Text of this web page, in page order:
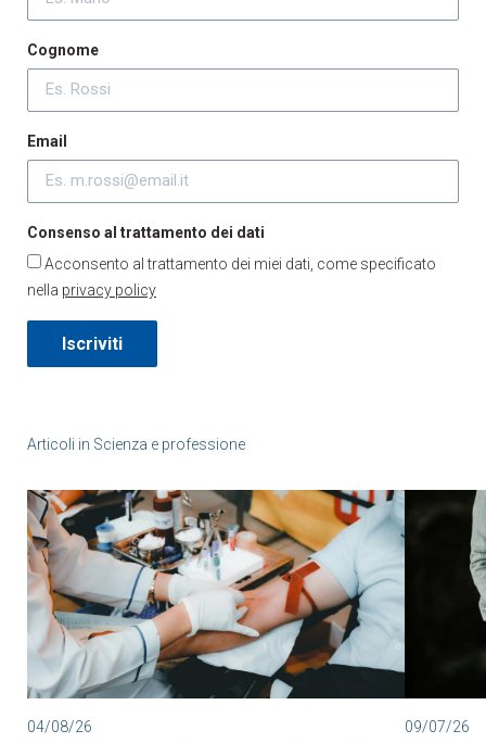
Cognome
Email
Consenso al trattamento dei dati
Acconsento al trattamento dei miei dati, come specificato
nella privacy policy
Iscriviti
Articoli in Scienza e professione
04/08/26 09/07/26